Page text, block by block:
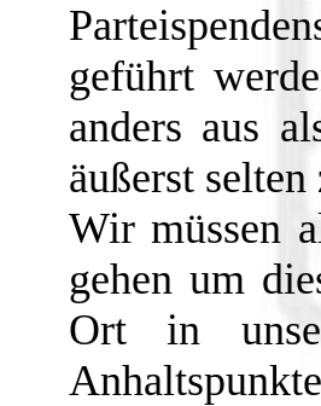
geführt
anders aus
äußerst
Wir müssen
gehen um
Ort in